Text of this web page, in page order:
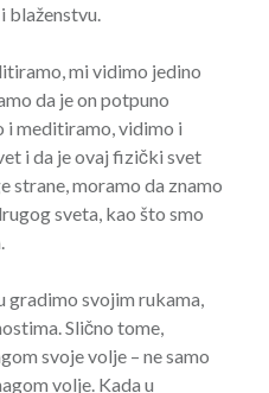
blaženstvu.
mi vidimo jedino
da je on potpuno
i meditiramo, vidimo i
i da je ovaj fizički svet
strane, moramo da znamo
sveta, kao što smo
gradimo svojim rukama,
Slično tome,
svoje volje – ne samo
volje. Kada u